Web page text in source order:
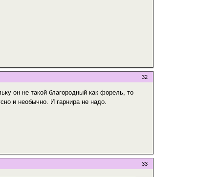
32
он не такой благородный как форель, то
и необычно. И гарнира не надо.
33